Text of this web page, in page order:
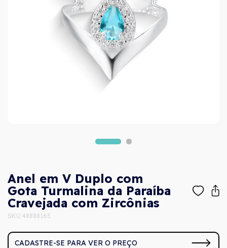
Anel em V Duplo com
Gota Turmalina da Paraíba
Cravejada com Zircônias
SKU 48888165
CADASTRE-SE PARA VER O PREÇO